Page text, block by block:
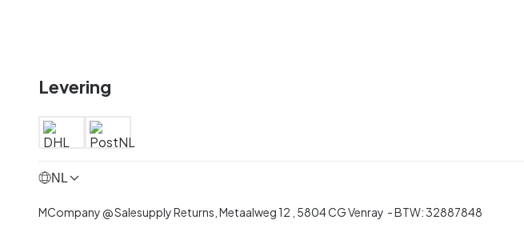
Levering
NL
MCompany @ Salesupply Returns, Metaalweg 12 5804 CG Venray - BTW:32887848